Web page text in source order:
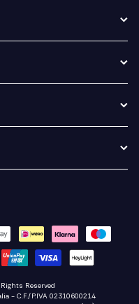
Reserved
- C.F./P.IVA 02310600214